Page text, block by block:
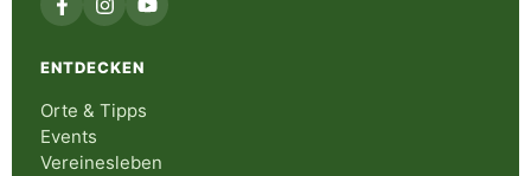
ENTDECKEN
Orte & Tipps
Events
Vereinesleben